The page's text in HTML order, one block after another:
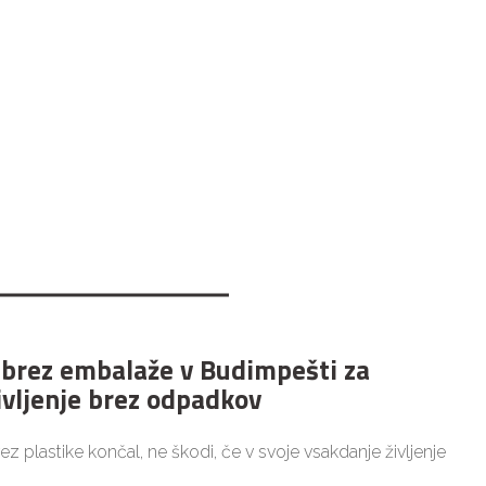
embalaže v Budimpešti za
brez odpadkov
plastike končal, ne škodi, če v svoje vsakdanje življenje